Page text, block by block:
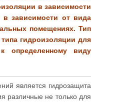
в зависимости
в зависимости от вида
помещениях. Тип
гидроизоляции для
определенному виду
является гидрозащита
различные не только для